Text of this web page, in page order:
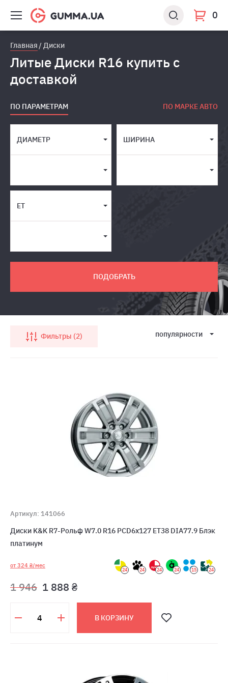
0
Главная Диски
Литые Диски R16 купить с
доставкой
ПО ПАРАМЕТРАМ ПО МАРКЕ АВТО
ДИАМЕТР ШИРИНА
ET
ПОДОБРАТЬ
Фильтры 2 популярности
Артикул: 141066
Диски K&K R7-Рольф W7.0 R16 PCD6x127 ET38 DIA77.9 Блэк
платинум
от 324 ₴/мес
24 24 24 24 15 24
1 946 1 888 ₴
В КОРЗИНУ